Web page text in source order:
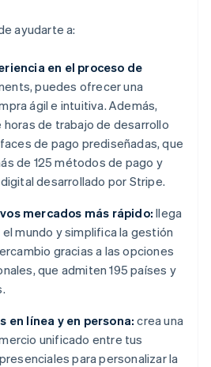
ayudarte a:
en el proceso de
puedes ofrecer una
ágil e intuitiva. Además,
horas de trabajo de desarrollo
de pago prediseñadas, que
de 125 métodos de pago y
desarrollado por Stripe.
mercados más rápido: llega
mundo y simplifica la gestión
gracias a las opciones
que admiten 195 países y
en línea y en persona: crea una
unificado entre tus
para personalizar la